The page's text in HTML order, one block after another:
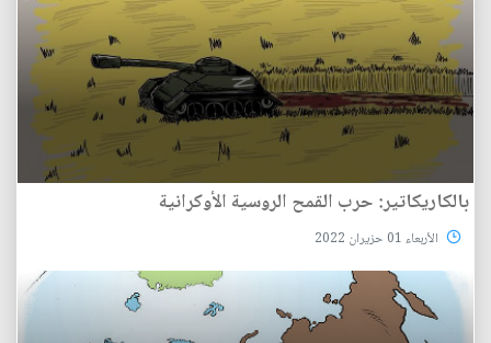
بالكاريكاتير: حرب القمح الروسية الأوكرانية
الأربعاء 01 حزيران 2022